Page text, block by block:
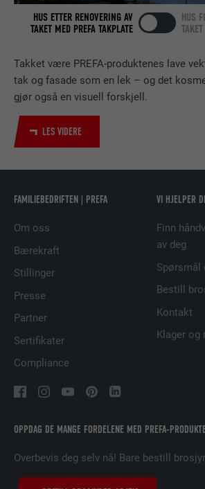
Takket være PREFA-produktenes lave
tak og fasade som en lek – og det
gjør også en visuell forskjell.
LES VIDERE
HUS ETTER RENOVERING AV
TAKET MED PREFA TAKPLATE
HUS
OPPDAG DE MANGE FORDELENE MED PREFA-
Overbevis deg selv nå! Bare bestill
FAMILIEBEDRIFTEN | PREFA
Om oss
Bærekraft
Stillinger
Presse
Partner
Sertifikater
Compliance
VI HJELPER
Finn
av deg
Spørsmål
Bestill
Kontakt
Klager og
TILBYDER LinkedIn
FORMÅL
Bruk av SoMe-tjenesten
følge bruken av
FORLØP 29 dager
FORMÅL
Brukes for å sikre at det
attributet er tilgjengelig
informasjonskapslene i
NAVN
TILBYDER
følge bruken av